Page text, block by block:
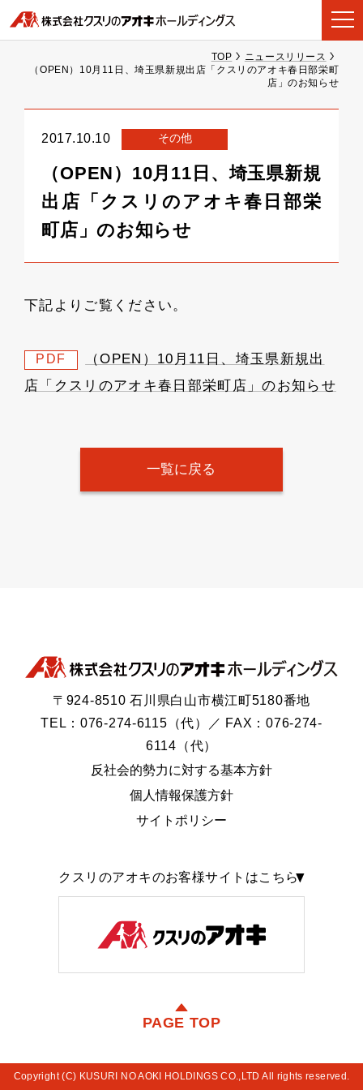
TOP
ニュースリリース
（OPEN）10月11日、埼玉県新規出店「クスリのアオキ春日部栄町
店」のお知らせ
2017.10.10 その他
（OPEN）10月11日、埼玉県新規
出店「クスリのアオキ春日部栄
町店」のお知らせ
下記よりご覧ください。
PDF
（OPEN）10月11日、埼玉県新規出
店「クスリのアオキ春日部栄町店」のお知らせ
一覧に戻る
〒924-8510 石川県白山市横江町5180番地
TEL：076-274-6115（代）／ FAX：076-274-
6114（代）
反社会的勢力に対する基本方針
個人情報保護方針
サイトポリシー
クスリのアオキのお客様サイトはこちら
PAGE TOP
Copyright (C) KUSURI NO AOKI HOLDINGS CO.,LTD All rights reserved.